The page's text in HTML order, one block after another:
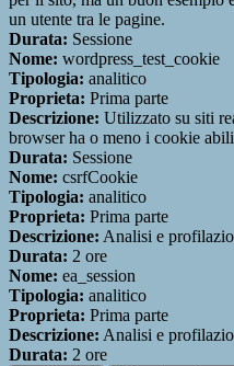
un utente tra le pagine.
Durata: Sessione
Nome: wordpress_test_cookie
Tipologia: analitico
Proprieta: Prima parte
Descrizione: Utilizzato su siti
browser ha o meno i cookie
Durata: Sessione
Nome: csrfCookie
Tipologia: analitico
Proprieta: Prima parte
Descrizione: Analisi e
Durata: 2 ore
Nome: ea_session
Tipologia: analitico
Proprieta: Prima parte
Descrizione: Analisi e
Durata: 2 ore